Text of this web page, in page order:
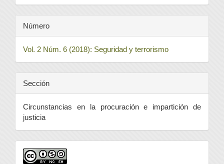
Número
Vol. 2 Núm. 6 (2018): Seguridad y terrorismo
Sección
Circunstancias en la procuración e impartición de
justicia